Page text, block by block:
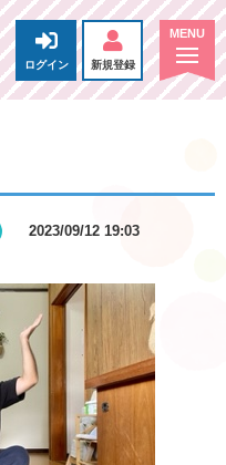
ログイン 新規登録
2023/09/12 19:03